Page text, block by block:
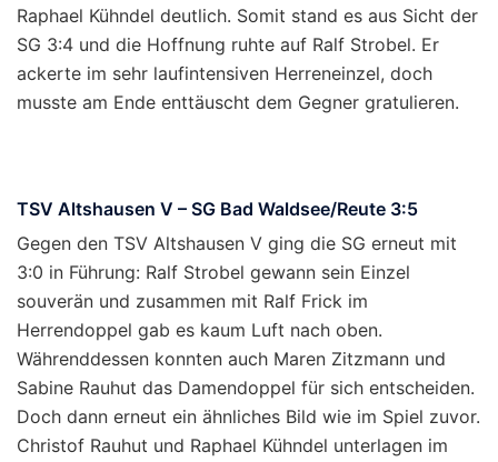
Raphael Kühndel deutlich. Somit stand es aus Sicht der
SG 3:4 und die Hoffnung ruhte auf Ralf Strobel. Er
ackerte im sehr laufintensiven Herreneinzel, doch
musste am Ende enttäuscht dem Gegner gratulieren.
TSV Altshausen V – SG Bad Waldsee/Reute 3:5
Gegen den TSV Altshausen V ging die SG erneut mit
3:0 in Führung: Ralf Strobel gewann sein Einzel
souverän und zusammen mit Ralf Frick im
Herrendoppel gab es kaum Luft nach oben.
Währenddessen konnten auch Maren Zitzmann und
Sabine Rauhut das Damendoppel für sich entscheiden.
Doch dann erneut ein ähnliches Bild wie im Spiel zuvor.
Christof Rauhut und Raphael Kühndel unterlagen im